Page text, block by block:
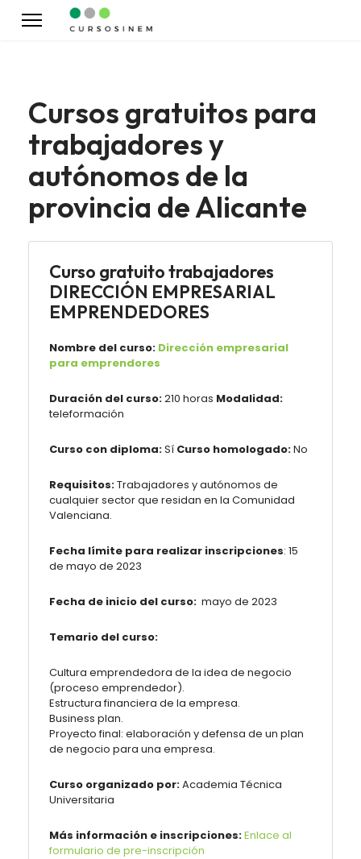
Cursos gratuitos para
trabajadores y
autónomos de la
provincia de Alicante
Curso gratuito trabajadores
DIRECCIÓN EMPRESARIAL
EMPRENDEDORES
Nombre del curso: Dirección empresarial
para emprendores
Duración del curso:210 horas Modalidad:
teleformación
Curso con diploma:Sí Curso homologado:No
Requisitos:Trabajadores y autónomos de
cualquier sector que residan en la Comunidad
Valenciana.
Fecha límite para realizar inscripciones: 15
de mayo de 2023
Fecha de inicio del curso: mayo de 2023
Temario del curso:
Cultura emprendedora de la idea de negocio
(proceso emprendedor).
Estructura financiera de la empresa.
Business plan.
Proyecto final: elaboración y defensa de un plan
de negocio para una empresa.
Curso organizado por:Academia Técnica
Universitaria
Más información e inscripciones:Enlace al
formulario de pre-inscripción